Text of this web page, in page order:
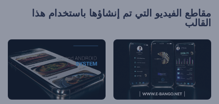
مقاطع الفيديو التي تم إنشاؤها باستخدام هذا
القالب